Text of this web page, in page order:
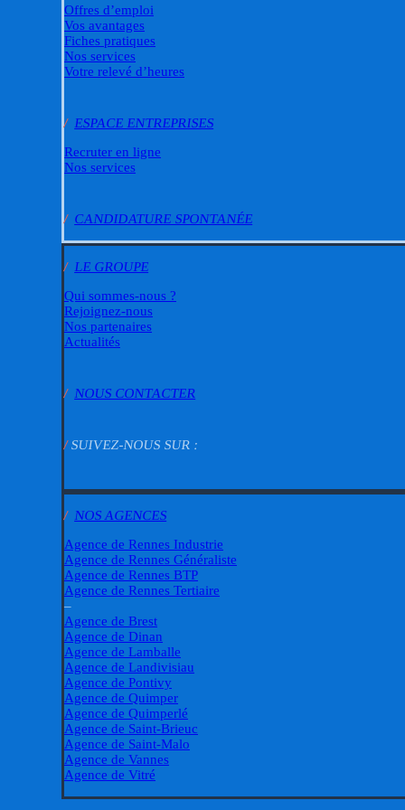
Offres d’emploi
Vos avantages
Fiches pratiques
Nos services
Votre relevé d’heures
/ ESPACE ENTREPRISES
Recruter en ligne
Nos services
/ CANDIDATURE SPONTANÉE
/ LE GROUPE
Qui sommes-nous ?
Rejoignez-nous
Nos partenaires
Actualités
/NOUS CONTACTER
/SUIVEZ-NOUS SUR :
/ NOS AGENCES
Agence de Rennes Industrie
Agence de Rennes Généraliste
Agence de Rennes BTP
Agence de Rennes Tertiaire
–
Agence de Brest
Agence de Dinan
Agence de Lamballe
Agence de Landivisiau
Agence de Pontivy
Agence de Quimper
Agence de Quimperlé
Agence de Saint-Brieuc
Agence de Saint-Malo
Agence de Vannes
Agence de Vitré